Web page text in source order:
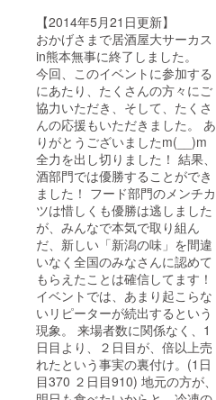
【2014年5月21日更新】
おかげさまで居酒屋大サーカス
in熊本無事に終了しました。
今回、このイベントに参加する
にあたり、たくさんの方々にご
協力いただき、そして、たくさ
んの応援もいただきました。 あ
りがとうございましたm(__)m
全力を出し切りました！ 結果、
酒部門では優勝することができ
ました！ フード部門のメンチカ
ツは惜しくも優勝は逃しました
が、みんなで本気で取り組ん
だ、新しい「新潟の味」を間違
いなく全国のみなさんに認めて
もらえたことは確信してます！
イベントでは、あまり起こらな
いリピーターが続出するという
現象。 来場者数に関係なく、1
日目より、２日目が、倍以上売
れたという事実の裏付け。(1日
目370 ２日目910) 地元の方が、